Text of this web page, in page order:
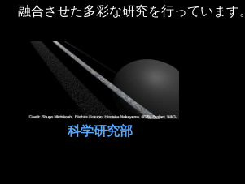
融合させた多彩な研究を行っています。
科学研究部